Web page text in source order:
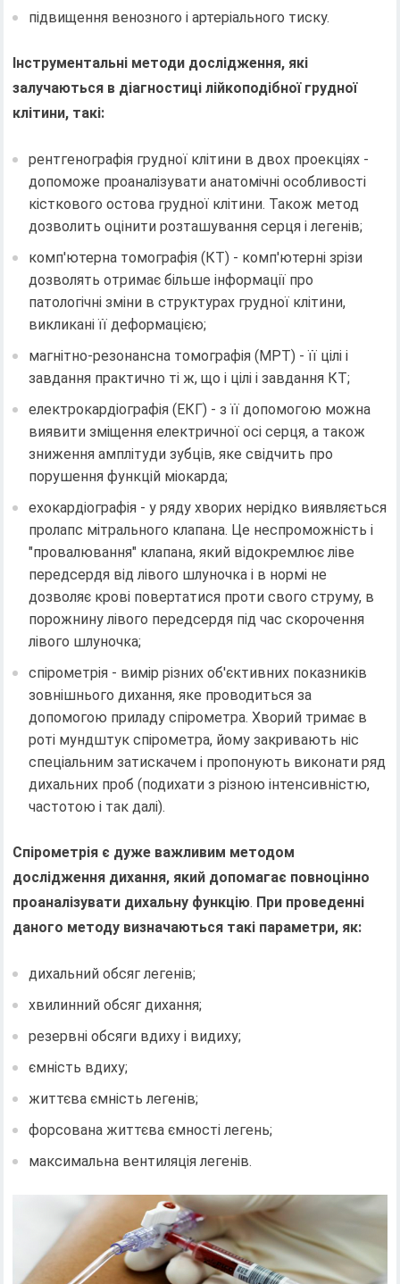
підвищення венозного і артеріального тиску.
Інструментальні методи дослідження, які
залучаються в діагностиці лійкоподібної грудної
клітини, такі:
рентгенографія грудної клітини в двох проекціях -
допоможе проаналізувати анатомічні особливості
кісткового остова грудної клітини. Також метод
дозволить оцінити розташування серця і легенів;
комп'ютерна томографія (КТ) - комп'ютерні зрізи
дозволять отримає більше інформації про
патологічні зміни в структурах грудної клітини,
викликані її деформацією;
магнітно-резонансна томографія (МРТ) - її цілі і
завдання практично ті ж, що і цілі і завдання КТ;
електрокардіографія (ЕКГ) - з її допомогою можна
виявити зміщення електричної осі серця, а також
зниження амплітуди зубців, яке свідчить про
порушення функцій міокарда;
ехокардіографія - у ряду хворих нерідко виявляється
пролапс мітрального клапана. Це неспроможність і
"провалювання" клапана, який відокремлює ліве
передсердя від лівого шлуночка і в нормі не
дозволяє крові повертатися проти свого струму, в
порожнину лівого передсердя під час скорочення
лівого шлуночка;
спірометрія - вимір різних об'єктивних показників
зовнішнього дихання, яке проводиться за
допомогою приладу спірометра. Хворий тримає в
роті мундштук спірометра, йому закривають ніс
спеціальним затискачем і пропонують виконати ряд
дихальних проб (подихати з різною інтенсивністю,
частотою і так далі).
Спірометрія є дуже важливим методом
дослідження дихання, який допомагає повноцінно
проаналізувати дихальну функцію. При проведенні
даного методу визначаються такі параметри, як:
дихальний обсяг легенів;
хвилинний обсяг дихання;
резервні обсяги вдиху і видиху;
ємність вдиху;
життєва ємність легенів;
форсована життєва ємності легень;
максимальна вентиляція легенів.